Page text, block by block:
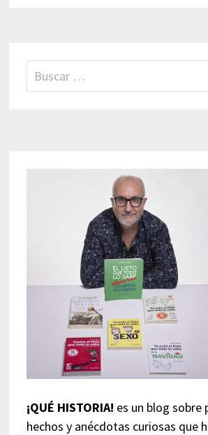
Buscar:
¡QUÉ HISTORIA! es un blog sobre
hechos y anécdotas curiosas que